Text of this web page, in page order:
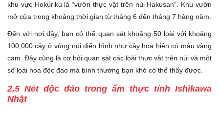
khu vực Hokuriku là “vườn thực vật trên núi Hakusan”. Khu vườn
mở cửa trong khoảng thời gian từ tháng 6 đến tháng 7 hàng năm.
Đến với nơi đây, bạn có thể quan sát khoảng 50 loài với khoảng
100,000 cây ở vùng núi điển hình như cây hoa hiên có màu vàng
cam. Đây cũng là cơ hội quan sát các loài thực vật trên núi và một
số loài hoa độc đáo mà bình thường bạn khó có thể thấy được.
2.5 Nét độc đáo trong ẩm thực tỉnh Ishikawa
Nhật